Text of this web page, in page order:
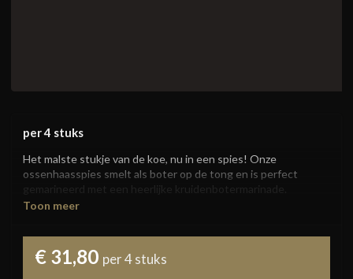
per 4 stuks
Het malste stukje van de koe, nu in een spies! Onze
ossenhaasspies smelt als boter op de tong en is perfect
gemarineerd met een heerlijke kruidenbotermarinade.
spies mag niet ontbreken als je echt wilt uitpakken en
genieten van een verfijnde en sappige smaakbeleving.
Toon meer
€ 31,80 per 4 stuks